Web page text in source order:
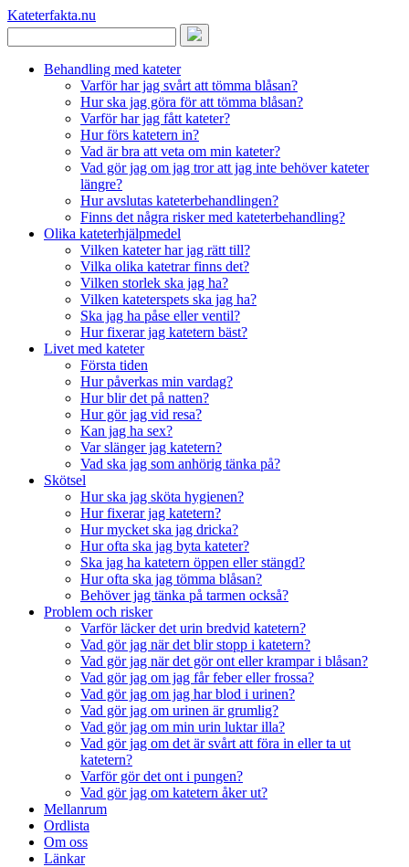
Kateterfakta.nu
Behandling med kateter
Varför har jag svårt att tömma blåsan?
Hur ska jag göra för att tömma blåsan?
Varför har jag fått kateter?
Hur förs katetern in?
Vad är bra att veta om min kateter?
Vad gör jag om jag tror att jag inte behöver kateter
längre?
Hur avslutas kateterbehandlingen?
Finns det några risker med kateterbehandling?
Olika kateterhjälpmedel
Vilken kateter har jag rätt till?
Vilka olika katetrar finns det?
Vilken storlek ska jag ha?
Vilken kateterspets ska jag ha?
Ska jag ha påse eller ventil?
Hur fixerar jag katetern bäst?
Livet med kateter
Första tiden
Hur påverkas min vardag?
Hur blir det på natten?
Hur gör jag vid resa?
Kan jag ha sex?
Var slänger jag katetern?
Vad ska jag som anhörig tänka på?
Skötsel
Hur ska jag sköta hygienen?
Hur fixerar jag katetern?
Hur mycket ska jag dricka?
Hur ofta ska jag byta kateter?
Ska jag ha katetern öppen eller stängd?
Hur ofta ska jag tömma blåsan?
Behöver jag tänka på tarmen också?
Problem och risker
Varför läcker det urin bredvid katetern?
Vad gör jag när det blir stopp i katetern?
Vad gör jag när det gör ont eller krampar i blåsan?
Vad gör jag om jag får feber eller frossa?
Vad gör jag om jag har blod i urinen?
Vad gör jag om urinen är grumlig?
Vad gör jag om min urin luktar illa?
Vad gör jag om det är svårt att föra in eller ta ut
katetern?
Varför gör det ont i pungen?
Vad gör jag om katetern åker ut?
Mellanrum
Ordlista
Om oss
Länkar